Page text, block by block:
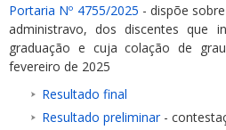
Portaria Nº 4755/2025 - dispõe
administravo, dos discentes que
graduação e cuja colação de
fevereiro de 2025
Resultado final
Resultado preliminar-